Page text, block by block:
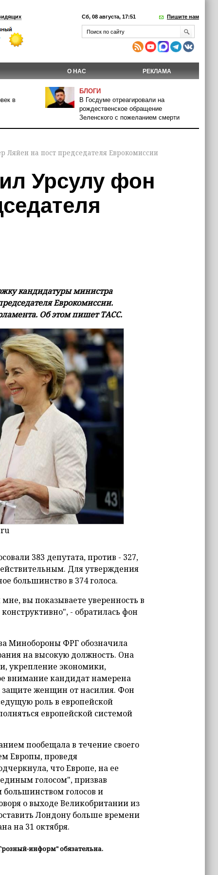
Сб, 08 августа, 17:51 Пишите нам
О НАС РЕКЛАМА
в
БЛОГИ
В Госдуме отреагировали на
рождественское обращение
Зеленского с пожеланием смерти
Ляйен на пост председателя Еврокомиссии
Урсулу фон
кандидатуры министра
Еврокомиссии.
Об этом пишет ТАСС.
383 депутата, против - 327,
Для утверждения
большинство в 374 голоса.
вы показываете уверенность в
- обратилась фон
Минобороны ФРГ обозначила
на высокую должность. Она
укрепление экономики,
внимание кандидат намерена
защите женщин от насилия. Фон
роль в европейской
европейской системой
пообещала в течение своего
Европы, проведя
что Европе, на ее
голосом", призвав
голосов и
о выходе Великобритании из
Лондону больше времени
на 31 октября.
информ" обязательна.